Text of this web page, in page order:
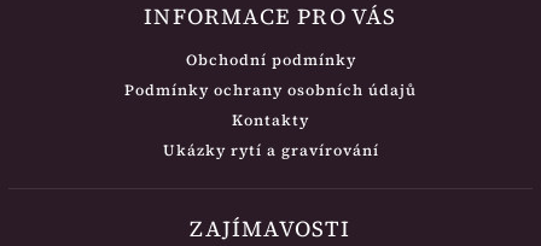
INFORMACE PRO VÁS
Obchodní podmínky
Podmínky ochrany osobních údajů
Kontakty
Ukázky rytí a gravírování
ZAJÍMAVOSTI